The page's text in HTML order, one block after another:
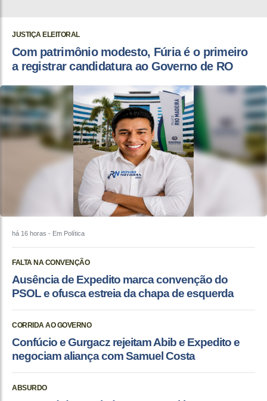
JUSTIÇA ELEITORAL
Com patrimônio modesto, Fúria é o primeiro
a registrar candidatura ao Governo de RO
há 16 horas - Em Política
FALTA NA CONVENÇÃO
Ausência de Expedito marca convenção do
PSOL e ofusca estreia da chapa de esquerda
CORRIDA AO GOVERNO
Confúcio e Gurgacz rejeitam Abib e Expedito e
negociam aliança com Samuel Costa
ABSURDO